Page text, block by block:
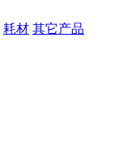
耗材 其它产品